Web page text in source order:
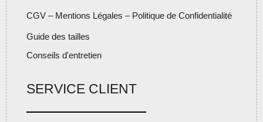
CGV – Mentions Légales – Politique de Confidentialité
Guide des tailles
Conseils d'entretien
SERVICE CLIENT